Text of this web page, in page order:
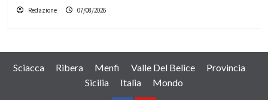
Redazione 07/08/2026
Sciacca Ribera Menfi Valle Del Belice
Provincia
Sicilia
Italia Mondo